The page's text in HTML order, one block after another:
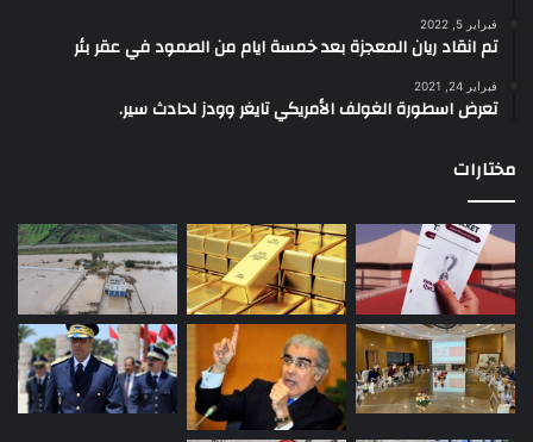
فبراير 5, 2022
تم انقاد ريان المعجزة بعد خمسة ايام من الصمود في عقر بئر
فبراير 24, 2021
تعرض اسطورة الغولف الأمريكي تايغر وودز لحادث سير.
مختارات